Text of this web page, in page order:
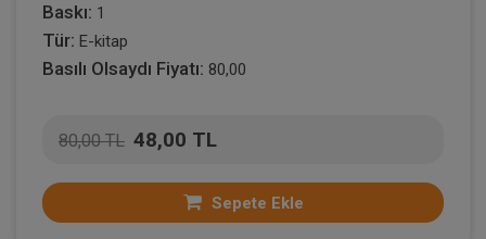
Baskı: 1
Tür: E-kitap
Basılı Olsaydı Fiyatı: 80,00
80,00 TL 48,00 TL
Sepete Ekle